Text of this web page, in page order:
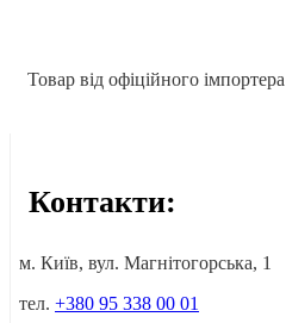
Товар від офіційного імпортера
Контакти:
м. Київ, вул. Магнітогорська, 1
тел. +380 95 338 00 01